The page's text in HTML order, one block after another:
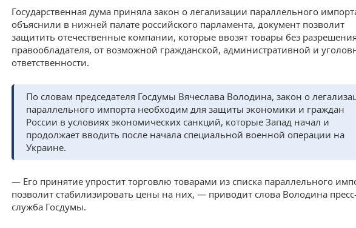
Государственная дума приняла закон о легализации параллельного
объяснили в нижней палате российского парламента, документ позволит
защитить отечественные компании, которые ввозят товары без разрешения
правообладателя, от возможной гражданской, административной и
ответственности.
По словам председателя Госдумы Вячеслава Володина, закон о
параллельного импорта необходим для защиты экономики и граждан
России в условиях экономических санкций, которые Запад начал и
продолжает вводить после начала специальной военной операции на
Украине.
— Его принятие упростит торговлю товарами из списка параллельного
позволит стабилизировать цены на них, — приводит слова Володина
служба Госдумы.